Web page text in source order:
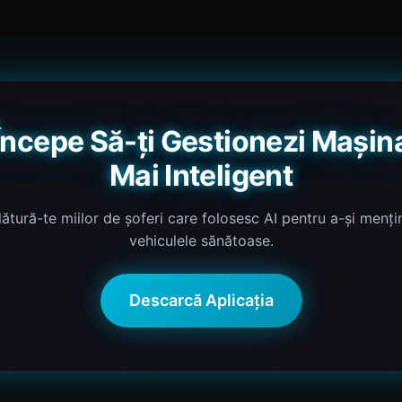
Să-ți Gestionezi
Mai Inteligent
te miilor de șoferi care folosesc AI pentru a-și
vehiculele sănătoase.
Descarcă Aplicația